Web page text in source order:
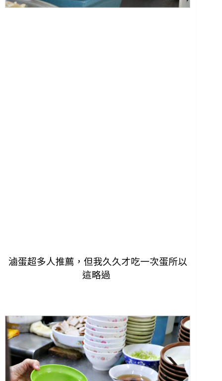
滷蛋超多人推薦，但我久久才吃一次蛋所以
這略過